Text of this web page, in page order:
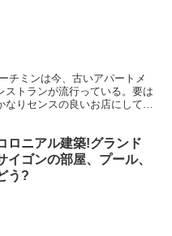
チミンは今、古いアパートメ
ストランが流行っている。要は
りセンスの良いお店にしてい
ロニアル建築!グランド
イゴンの部屋、プール、
う?